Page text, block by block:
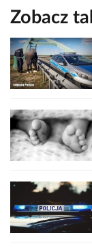
Zobacz